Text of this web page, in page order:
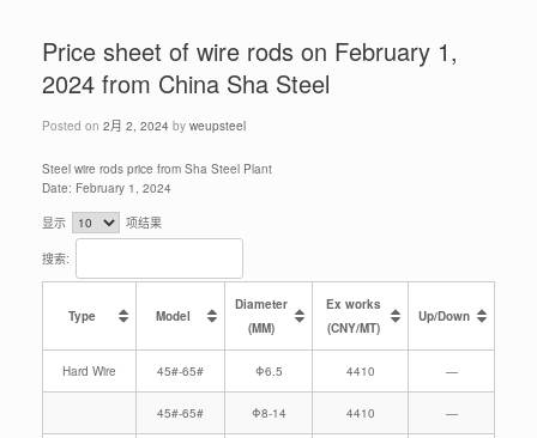
Price sheet of wire rods on February 1,
2024 from China Sha Steel
Posted on 2月 2, 2024 by weupsteel
Steel wire rods price from Sha Steel Plant
Date: February 1, 2024
显示 项结果
搜索:
Type Model
Diameter
(MM)
Ex works
(CNY/MT)
Up/Down
Hard Wire 45#-65# Φ6.5 4410 —
45#-65# Φ8-14 4410 —